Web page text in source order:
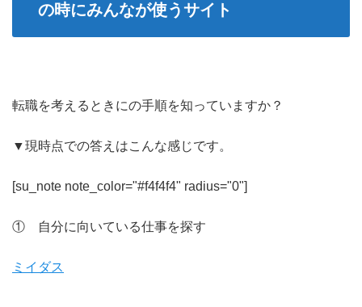
の時にみんなが使うサイト
転職を考えるときにの手順を知っていますか？
▼現時点での答えはこんな感じです。
[su_note note_color="#f4f4f4" radius="0"]
① 自分に向いている仕事を探す
ミイダス